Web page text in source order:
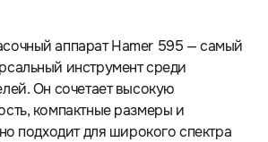
аппарат Hamer 595 — самый
инструмент среди
Он сочетает высокую
компактные размеры и
подходит для широкого спектра